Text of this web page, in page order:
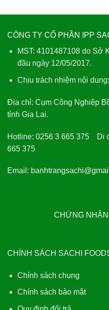
CÔNG TY CỔ PHẦN IPP
MST: 4101487108 do Sở
đầu ngày 12/05/2017.
Chịu trách nhiệm nội
Địa chỉ: Cụm Công Nghiệp
tỉnh Gia Lai.
Hotline: 0256 3 665 375 Di
665 375
Email:
CHỨNG
CHÍNH SÁCH SACHI
Chính sách chung
Chính sách bảo mật